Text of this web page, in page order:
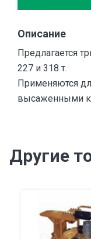
Описание
Предлагается
227 и 318 т.
Применяются
высаженными
Другие